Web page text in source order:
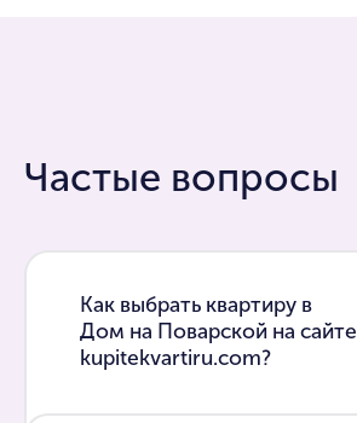
Частые вопросы
Как выбрать квартиру в
Дом на Поварской на сайте
kupitekvartiru.com?